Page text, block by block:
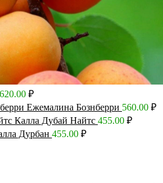
620.00 ₽
Ежемалина Бознберри 560.00 ₽
Калла Дубай Найтс 455.00 ₽
Дурбан 455.00 ₽